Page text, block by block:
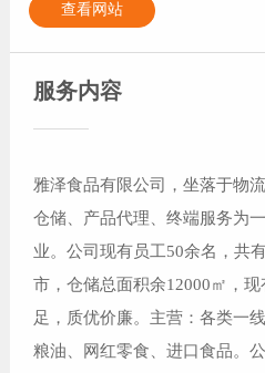
查看网站
服务内容
雅泽食品有限公司，坐落于物
仓储、产品代理、终端服务为
业。公司现有员工50余名，共
市，仓储总面积余12000㎡，
足，质优价廉。主营：各类一
粮油、网红零食、进口食品。